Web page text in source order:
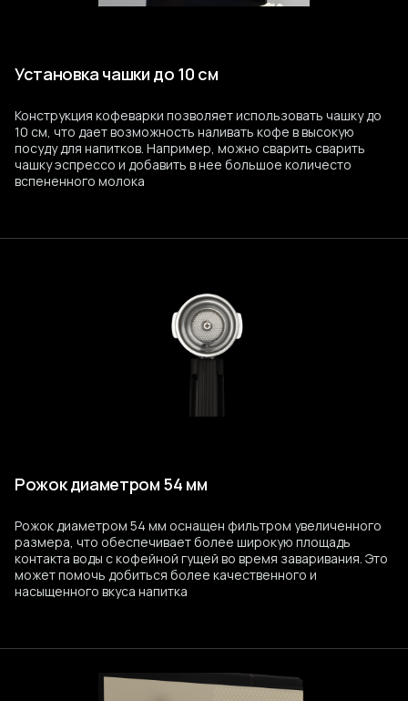
Установка чашки до 10 см
Конструкция кофеварки позволяет использовать чашку до
10 см, что дает возможность наливать кофе в высокую
посуду для напитков. Например, можно сварить сварить
чашку эспрессо и добавить в нее большое количесто
вспененного молока
Рожок диаметром 54 мм
Рожок диаметром 54 мм оснащен фильтром увеличенного
размера, что обеспечивает более широкую площадь
контакта воды с кофейной гущей во время заваривания. Это
может помочь добиться более качественного и
насыщенного вкуса напитка